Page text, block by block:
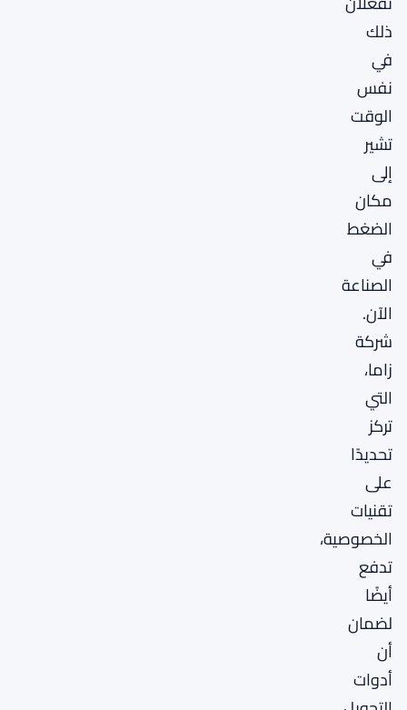
ذلك
في
نفس
الوقت
تشير
إلى
مكان
الضغط
في
الصناعة
الآن.
شركة
زاما،
التي
تركز
تحديدًا
على
تقنيات
الخصوصية،
تدفع
أيضًا
لضمان
أن
أدوات